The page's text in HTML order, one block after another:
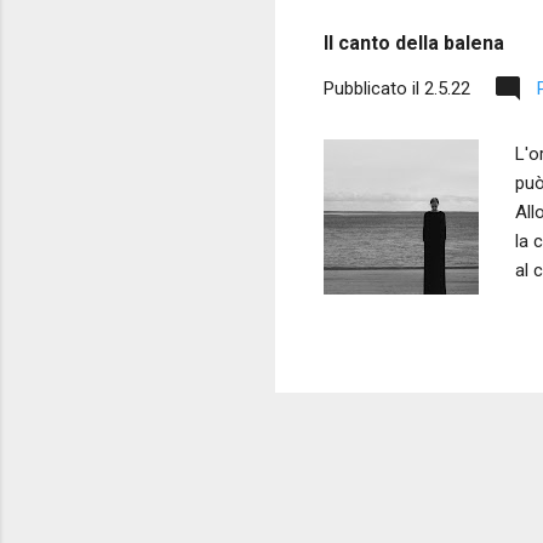
Il canto della balena
Pubblicato il 2.5.22
la
al